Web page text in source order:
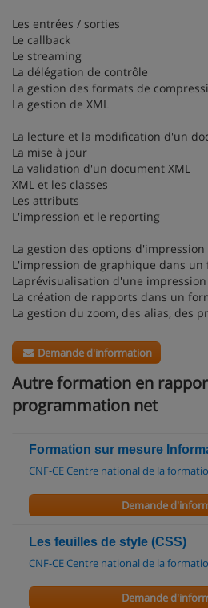
Les entrées / sorties
Le callback
Le streaming
La délégation de contrôle
La gestion des formats de
La gestion de XML
La lecture et la modification d'un
La mise à jour
La validation d'un document XML
XML et les classes
Les attributs
L'impression et le reporting
La gestion des options d'impression
L'impression de graphique dans un
Laprévisualisation d'une impression
La création de rapports dans un
La gestion du zoom, des alias, des
Demande d'information
Autre formation en
programmation net
Formation sur mesure
CNF-CE Centre national de la
Demande
Les feuilles de style (CSS)
CNF-CE Centre national de la
Demande